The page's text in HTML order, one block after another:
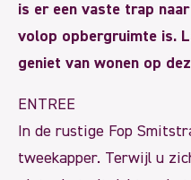
is er een vaste trap
volop opbergruimte is.
geniet van wonen op
ENTREE
In de rustige Fop
tweekapper. Terwijl u